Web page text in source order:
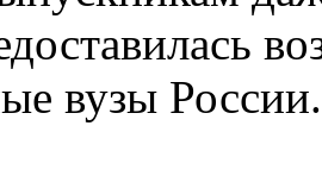
вузы России.